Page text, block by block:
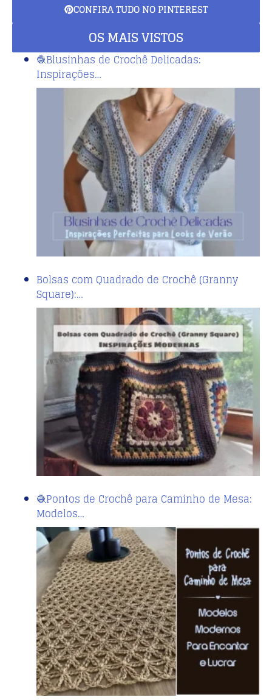
CONFIRA TUDO NO PINTEREST
OS MAIS VISTOS
🧶Blusinhas de Crochê Delicadas:
Inspirações…
Bolsas com Quadrado de Crochê (Granny
Square):…
🧶Pontos de Crochê para Caminho de Mesa:
Modelos…